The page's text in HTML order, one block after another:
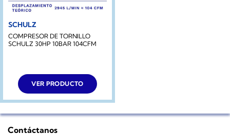
SCHULZ
COMPRESOR DE TORNILLO
SCHULZ 30HP 10BAR 104CFM
VER PRODUCTO
Contáctanos